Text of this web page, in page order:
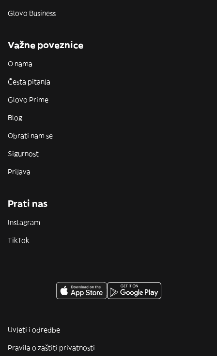
Glovo Business
Važne poveznice
O nama
Česta pitanja
Glovo Prime
Blog
Obrati nam se
Sigurnost
Prijava
Prati nas
Instagram
TikTok
Uvjeti i odredbe
Pravila o zaštiti privatnosti